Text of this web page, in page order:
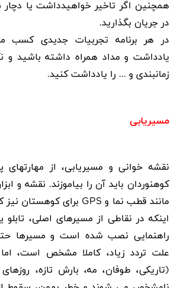
همچنین اگر تاخیر خواهیدداشت یا
در جریان بگذارید.
در هر برنامه تجربیات جدیدی کسب
یادداشت و مداد همراه داشته باشید و
زمانبندی و ... را یادداشت کنید.
مسیریابی
نقشه خوانی و مسیریابی، از
کوهنوردان باید آن را بیاموزند. نقشه و
مانند قطب نما و GPS برای کوهستان نیز
اینکه در نقاطی از مسیرهای اصلی، تابلو
راهنمایی نصب شده است و مسیرها
علت تردد زیاد، کاملا مشخص است،
(تاریکی، طوفان، مه، بارش تازه،